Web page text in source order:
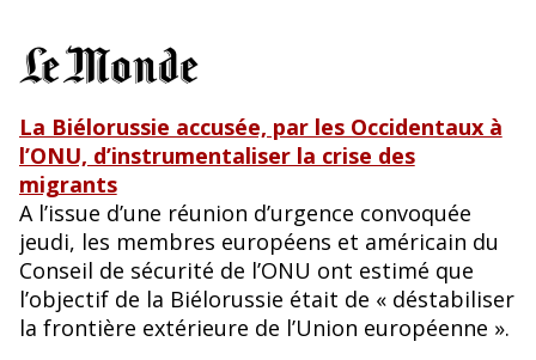
La Biélorussie accusée, par les Occidentaux à
l’ONU, d’instrumentaliser la crise des
migrants
A l’issue d’une réunion d’urgence convoquée
jeudi, les membres européens et américain du
Conseil de sécurité de l’ONU ont estimé que
l’objectif de la Biélorussie était de « déstabiliser
la frontière extérieure de l’Union européenne ».